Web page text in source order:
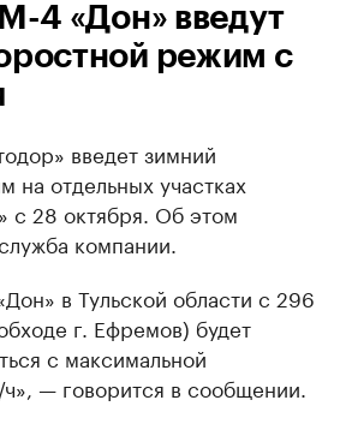
4 «Дон» введут
режим с
введет зимний
на отдельных участках
с 28 октября. Об этом
компании.
в Тульской области с 296
г. Ефремов) будет
с максимальной
— говорится в сообщении.